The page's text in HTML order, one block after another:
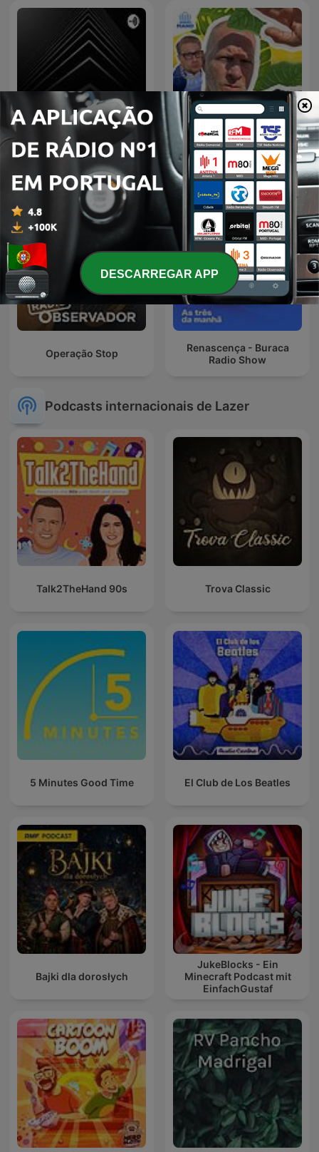
E É, É ? Wat een Week!
Operação Stop
Renascença - Buraca
Radio Show
Podcasts internacionais de Lazer
Talk2TheHand 90s Trova Classic
5 Minutes Good Time El Club de Los Beatles
Bajki dla dorosłych
JukeBlocks - Ein
Minecraft Podcast mit
EinfachGustaf
DESCARREGAR APP